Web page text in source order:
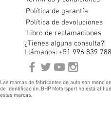
Política de garantía
Política de devoluciones
Libro de reclamaciones
¿Tienes alguna consulta?:
Llámanos: +51 996 839 788
Las marcas de fabricantes de auto son
de identificación. BHP Motorsport no está
estas marcas.